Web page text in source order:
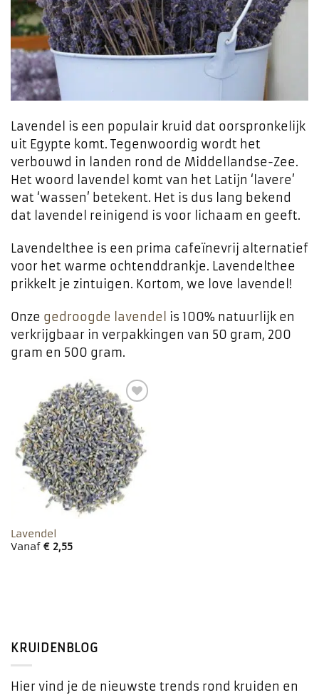
Lavendel is een populair kruid dat oorspronkelijk
uit Egypte komt. Tegenwoordig wordt het
verbouwd in landen rond de Middellandse-Zee.
Het woord lavendel komt van het Latijn ‘lavere’
wat ‘wassen’ betekent. Het is dus lang bekend
dat lavendel reinigend is voor lichaam en geeft.
Lavendelthee is een prima cafeïnevrij alternatief
voor het warme ochtenddrankje. Lavendelthee
prikkelt je zintuigen. Kortom, we love lavendel!
Onze gedroogde lavendel is 100% natuurlijk en
verkrijgbaar in verpakkingen van 50 gram, 200
gram en 500 gram.
Toevoegen
aan
favorieten
Lavendel
Vanaf €2,55
KRUIDENBLOG
Hier vind je de nieuwste trends rond kruiden en